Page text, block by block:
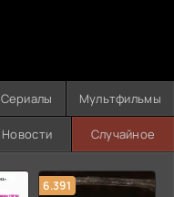
Сериалы Мультфильмы
Новости Случайное
6.391